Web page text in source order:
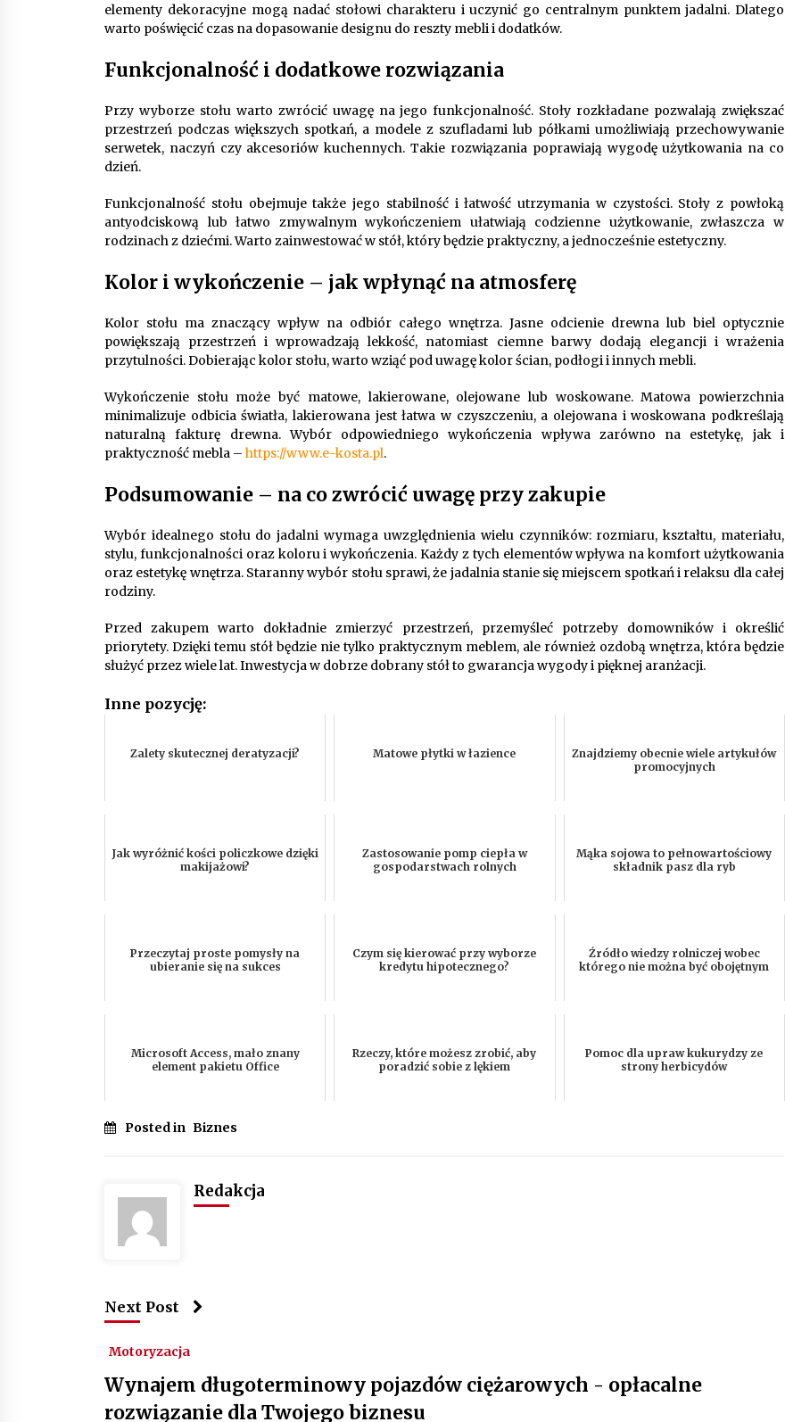
elementy dekoracyjne mogą nadać stołowi charakteru i uczynić go centralnym punktem jadalni. Dlatego
warto poświęcić czas na dopasowanie designu do reszty mebli i dodatków.
Funkcjonalność i dodatkowe rozwiązania
Przy wyborze stołu warto zwrócić uwagę na jego funkcjonalność. Stoły rozkładane pozwalają zwiększać
przestrzeń podczas większych spotkań, a modele z szufladami lub półkami umożliwiają przechowywanie
serwetek, naczyń czy akcesoriów kuchennych. Takie rozwiązania poprawiają wygodę użytkowania na co
dzień.
Funkcjonalność stołu obejmuje także jego stabilność i łatwość utrzymania w czystości. Stoły z powłoką
antyodciskową lub łatwo zmywalnym wykończeniem ułatwiają codzienne użytkowanie, zwłaszcza w
rodzinach z dziećmi. Warto zainwestować w stół, który będzie praktyczny, a jednocześnie estetyczny.
Kolor i wykończenie – jak wpłynąć na atmosferę
Kolor stołu ma znaczący wpływ na odbiór całego wnętrza. Jasne odcienie drewna lub biel optycznie
powiększają przestrzeń i wprowadzają lekkość, natomiast ciemne barwy dodają elegancji i wrażenia
przytulności. Dobierając kolor stołu, warto wziąć pod uwagę kolor ścian, podłogi i innych mebli.
Wykończenie stołu może być matowe, lakierowane, olejowane lub woskowane. Matowa powierzchnia
minimalizuje odbicia światła, lakierowana jest łatwa w czyszczeniu, a olejowana i woskowana podkreślają
naturalną fakturę drewna. Wybór odpowiedniego wykończenia wpływa zarówno na estetykę, jak i
praktyczność mebla – https://www.e-kosta.pl.
Podsumowanie – na co zwrócić uwagę przy zakupie
Wybór idealnego stołu do jadalni wymaga uwzględnienia wielu czynników: rozmiaru, kształtu, materiału,
stylu, funkcjonalności oraz koloru i wykończenia. Każdy z tych elementów wpływa na komfort użytkowania
oraz estetykę wnętrza. Staranny wybór stołu sprawi, że jadalnia stanie się miejscem spotkań i relaksu dla całej
rodziny.
Przed zakupem warto dokładnie zmierzyć przestrzeń, przemyśleć potrzeby domowników i określić
priorytety. Dzięki temu stół będzie nie tylko praktycznym meblem, ale również ozdobą wnętrza, która będzie
służyć przez wiele lat. Inwestycja w dobrze dobrany stół to gwarancja wygody i pięknej aranżacji.
Inne pozycję:
Zalety skutecznej deratyzacji? Matowe płytki w łazience
Znajdziemy obecnie wiele artykułów
promocyjnych
Jak wyróżnić kości policzkowe dzięki
makijażowi?
Zastosowanie pomp ciepła w
gospodarstwach rolnych
Mąka sojowa to pełnowartościowy
składnik pasz dla ryb
Przeczytaj proste pomysły na
ubieranie się na sukces
Czym się kierować przy wyborze
kredytu hipotecznego?
Źródło wiedzy rolniczej wobec
którego nie można być obojętnym
Microsoft Access, mało znany
element pakietu Office
Rzeczy, które możesz zrobić, aby
poradzić sobie z lękiem
Pomoc dla upraw kukurydzy ze
strony herbicydów
Posted in Biznes
Redakcja
Next Post
Motoryzacja
Wynajem długoterminowy pojazdów ciężarowych - opłacalne
rozwiązanie dla Twojego biznesu